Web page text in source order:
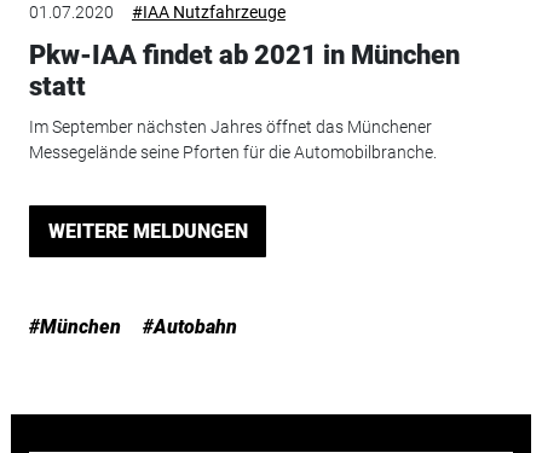
01.07.2020 #IAA Nutzfahrzeuge
Pkw-IAA findet ab 2021 in München
statt
Im September nächsten Jahres öffnet das Münchener
Messegelände seine Pforten für die Automobilbranche.
WEITERE MELDUNGEN
#München #Autobahn